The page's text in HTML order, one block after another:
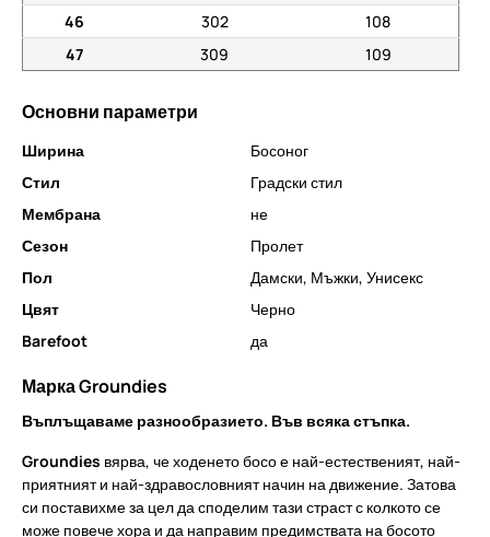
46
302
108
47
309 109
Основни параметри
Ширина
Босоног
Стил
Градски стил
Мембрана
не
Сезон
Пролет
Пол
Дамски, Мъжки, Унисекс
Цвят
Черно
Barefoot
да
Марка Groundies
Въплъщаваме разнообразието. Във всяка стъпка.
Groundies вярва, че ходенето босо е най-естественият, най-
приятният и най-здравословният начин на движение. Затова
си поставихме за цел да споделим тази страст с колкото се
може повече хора и да направим предимствата на босото